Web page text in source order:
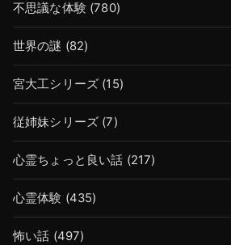
不思議な体験 (780)
世界の謎 (82)
宮大工シリーズ (15)
従姉妹シリーズ (7)
心霊ちょっと良い話 (217)
心霊体験 (435)
怖い話 (497)